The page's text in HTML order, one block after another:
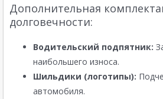
Дополнительная
долговечности:
Водительский подпятник:
наибольшего износа.
Шильдики (логотипы):
автомобиля.